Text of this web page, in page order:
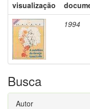
visualização
1994
Busca
Autor